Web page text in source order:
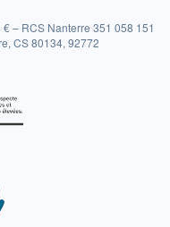
– RCS Nanterre 351 058 151
CS 80134, 92772